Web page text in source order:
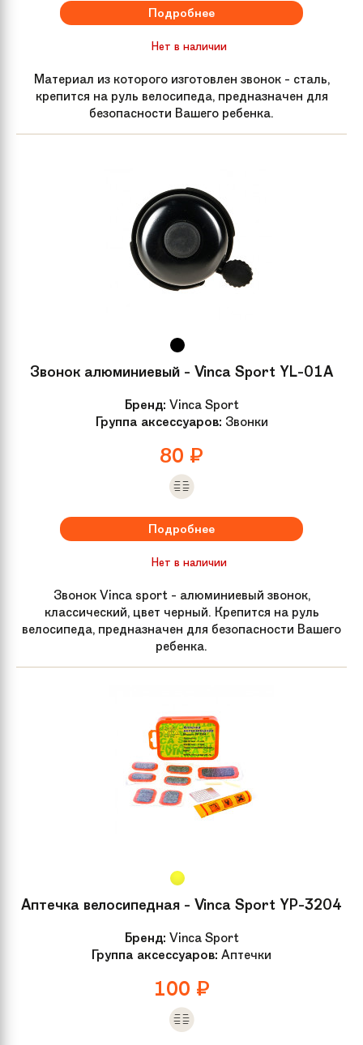
Подседельный
aluminium
Седло Forming, STYX design
Рама велосипеда 7005 aluminium
Алюминий
Tektro V-Brake
Подробнее
Нет в наличии
Материал из которого изготовлен звонок - сталь,
крепится на руль велосипеда, предназначен для
безопасности Вашего ребенка.
Звонок алюминиевый - Vinca Sport YL-01A
Бренд: Vinca Sport
Группа аксессуаров: Звонки
80 ₽
Подробнее
Нет в наличии
Звонок Vinca sport - алюминиевый звонок,
классический, цвет черный. Крепится на руль
велосипеда, предназначен для безопасности Вашего
ребенка.
Аптечка велосипедная - Vinca Sport YP-3204
Бренд: Vinca Sport
Группа аксессуаров: Аптечки
100 ₽